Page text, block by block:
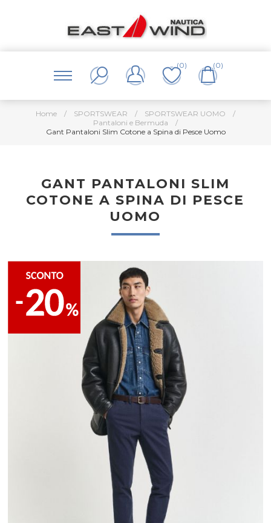
(0) (0)
Home / SPORTSWEAR / SPORTSWEAR UOMO
/
Pantaloni e Bermuda
/
Gant Pantaloni Slim Cotone a Spina di Pesce Uomo
GANT PANTALONI SLIM
COTONE A SPINA DI PESCE
UOMO